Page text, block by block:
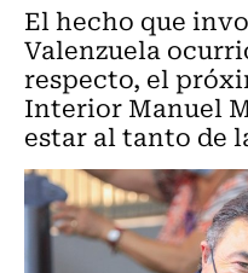
El hecho que
Valenzuela
respecto, el
Interior Manuel
estar al tanto de